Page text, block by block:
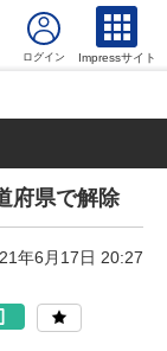
Impressサイト
府県で解除
年6月17日 20:27